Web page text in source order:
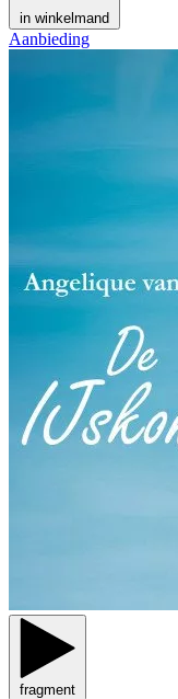
in winkelmand
Aanbieding
fragment